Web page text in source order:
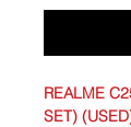
REALME
SET)